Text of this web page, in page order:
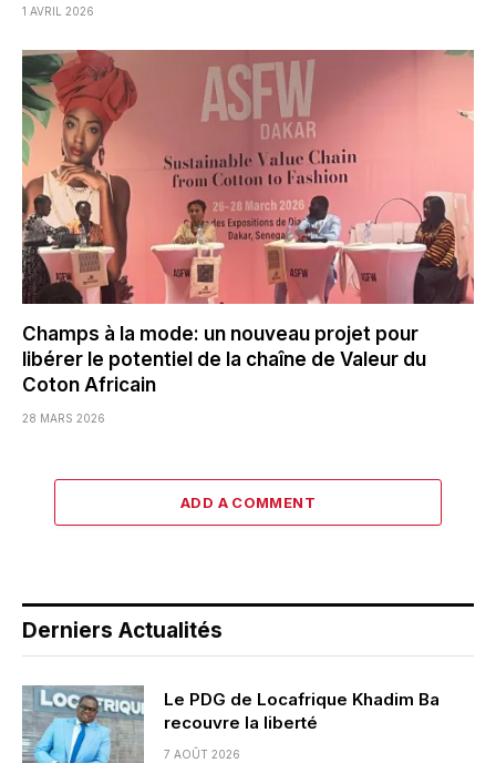
1 AVRIL 2026
Champs à la mode: un nouveau projet pour
libérer le potentiel de la chaîne de Valeur du
Coton Africain
28 MARS 2026
ADD A COMMENT
Derniers Actualités
Le PDG de Locafrique Khadim Ba
recouvre la liberté
7 AOÛT 2026